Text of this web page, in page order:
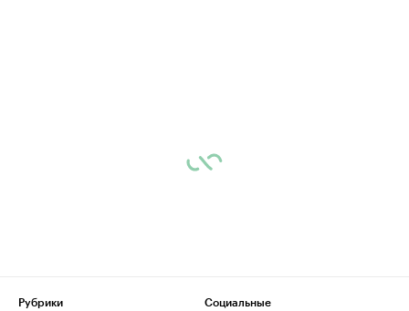
Рубрики
Социальные